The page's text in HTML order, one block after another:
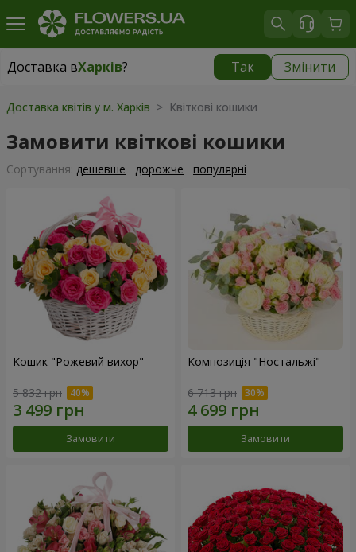
Доставка вХарків? Так Змінити
Доставка вХарків|
Доставка квітів у м. Харків > Квіткові кошики
Замовити квіткові кошики
Сортування: дешевше дорожче популярні
Кошик "Рожевий вихор"
5 832 грн
Замовити
Композиція "Ностальжі"
6 713 грн
Замовити